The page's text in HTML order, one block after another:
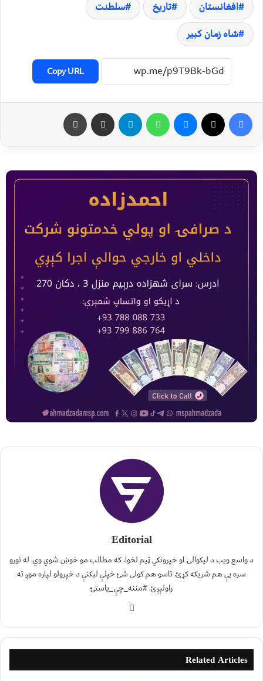
افغانستان تاریخ
سلطنت
شاه زمان کبیر
Copy URL
Editorial
د واسع ویب د لیکوالۍ او خپرونکي ټیم لخوا. که مطالب مو خوښ شوي وي، له نورو
سره یې هم شریکه کړئ. تاسو هم کولی شئ خپلې لیکنې د خپرولو لپاره موږ ته
راولېږئ. #مننه_چې_یاستئ
Related Articles